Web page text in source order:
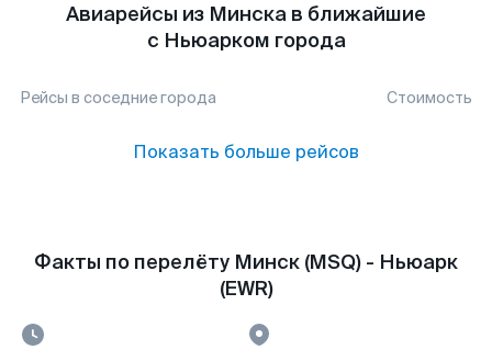
Авиарейсы из Минска в ближайшие
с Ньюарком города
Рейсы в соседние города Стоимость
Показать больше рейсов
Факты по перелёту Минск (MSQ) - Ньюарк
(EWR)